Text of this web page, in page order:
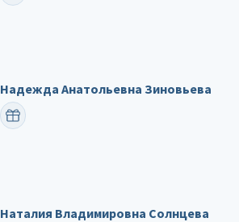
Надежда Анатольевна Зиновьева
ПОЗДРАВИТЬ
Наталия Владимировна Солнцева